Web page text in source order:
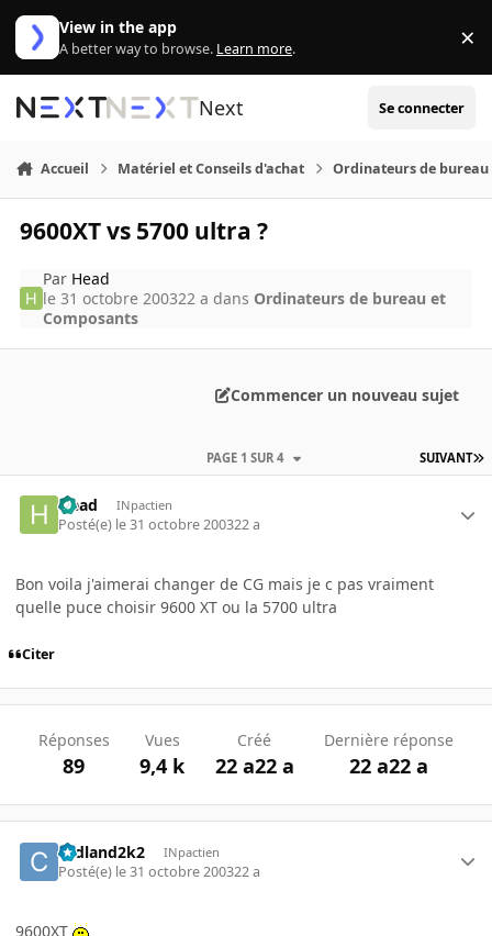
Aller au contenu
View in the app
A better way to browse. Learn more. ×
Next Se connecter
Accueil Matériel et Conseils d'achat Ordinateurs de bureau
9600XT vs 5700 ultra ?
Par Head
le 31 octobre 200322 a dans Ordinateurs de bureau et
Composants
Commencer un nouveau sujet
SUIVANT
PAGE 1 SUR 4
Head INpactien
Posté(e) le 31 octobre 200322 a
Bon voila j'aimerai changer de CG mais je c pas vraiment
quelle puce choisir 9600 XT ou la 5700 ultra
Citer
Réponses
89
Vues
9,4 k
Créé
22 a22 a
Dernière réponse
22 a22 a
cedland2k2 INpactien
Posté(e) le 31 octobre 200322 a
9600XT